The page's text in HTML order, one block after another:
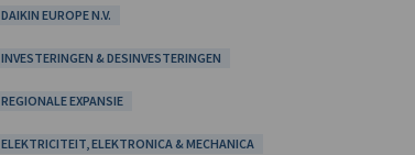
DAIKIN EUROPE N.V.
INVESTERINGEN & DESINVESTERINGEN
REGIONALE EXPANSIE
ELEKTRICITEIT, ELEKTRONICA & MECHANICA